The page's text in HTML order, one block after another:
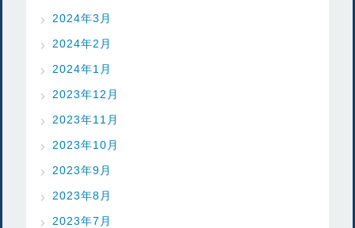
2024年3月
2024年2月
2024年1月
2023年12月
2023年11月
2023年10月
2023年9月
2023年8月
2023年7月